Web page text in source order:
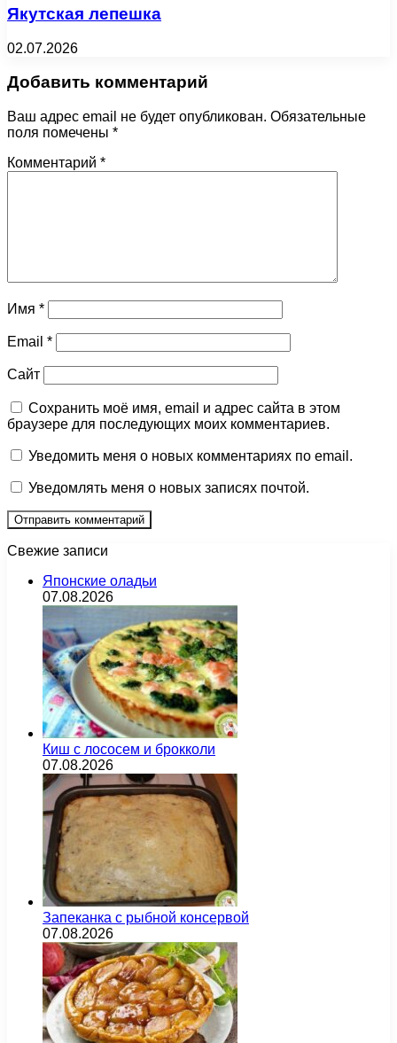
Якутская лепешка
02.07.2026
Добавить комментарий
Ваш адрес email не будет опубликован. Обязательные
поля помечены *
Комментарий *
Имя *
Email *
Сайт
Сохранить моё имя, email и адрес сайта в этом
браузере для последующих моих комментариев.
Уведомить меня о новых комментариях по email.
Уведомлять меня о новых записях почтой.
Свежие записи
Японские оладьи
07.08.2026
Киш с лососем и брокколи
07.08.2026
Запеканка с рыбной консервой
07.08.2026